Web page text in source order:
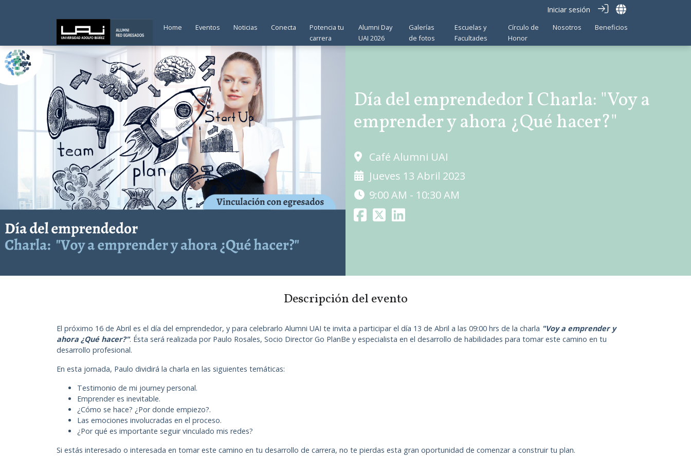
Iniciar sesión
Home Eventos Noticias Conecta
Potencia tu
carrera
Alumni Day
UAI 2026
Galerías
de fotos
Escuelas y
Facultades
Círculo de
Honor
Nosotros Beneficios
Día del emprendedor I Charla: "Voy a
emprender y ahora ¿Qué hacer?"
Café Alumni UAI
Jueves 13 Abril 2023
9:00 AM - 10:30 AM
Descripción del evento
El próximo 16 de Abril es el día del emprendedor, y para celebrarlo Alumni UAI te invita a participar el día 13 de Abril a las 09:00 hrs de la charla "Voy a emprender y
ahora ¿Qué hacer?". Ésta será realizada por Paulo Rosales, Socio Director Go PlanBe y especialista en el desarrollo de habilidades para tomar este camino en tu
desarrollo profesional.
En esta jornada, Paulo dividirá la charla en las siguientes temáticas:
Testimonio de mi journey personal.
Emprender es inevitable.
¿Cómo se hace? ¿Por donde empiezo?.
Las emociones involucradas en el proceso.
¿Por qué es importante seguir vinculado mis redes?
Si estás interesado o interesada en tomar este camino en tu desarrollo de carrera, no te pierdas esta gran oportunidad de comenzar a construir tu plan.